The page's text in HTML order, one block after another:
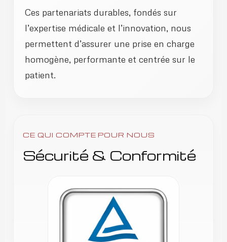
Ces partenariats durables, fondés sur
l’expertise médicale et l’innovation, nous
permettent d’assurer une prise en charge
homogène, performante et centrée sur le
patient.
CE QUI COMPTE POUR NOUS
Sécurité & Conformité